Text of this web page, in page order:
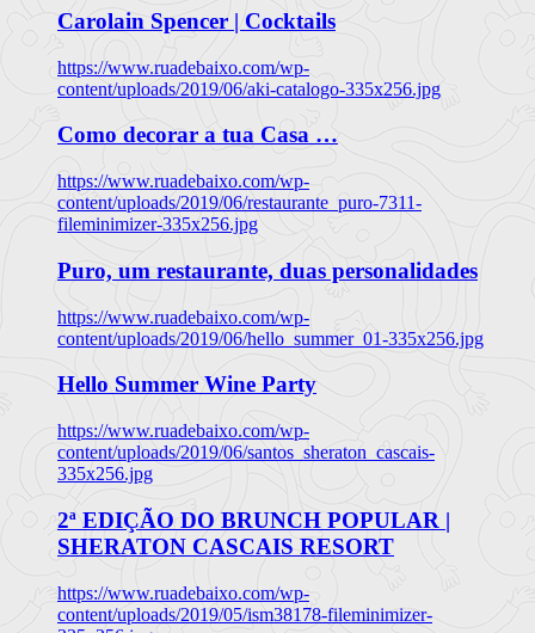
Carolain Spencer | Cocktails
https://www.ruadebaixo.com/wp-
content/uploads/2019/06/aki-catalogo-335x256.jpg
Como decorar a tua Casa …
https://www.ruadebaixo.com/wp-
content/uploads/2019/06/restaurante_puro-7311-
fileminimizer-335x256.jpg
Puro, um restaurante, duas personalidades
https://www.ruadebaixo.com/wp-
content/uploads/2019/06/hello_summer_01-335x256.jpg
Hello Summer Wine Party
https://www.ruadebaixo.com/wp-
content/uploads/2019/06/santos_sheraton_cascais-
335x256.jpg
2ª EDIÇÃO DO BRUNCH POPULAR |
SHERATON CASCAIS RESORT
https://www.ruadebaixo.com/wp-
content/uploads/2019/05/ism38178-fileminimizer-